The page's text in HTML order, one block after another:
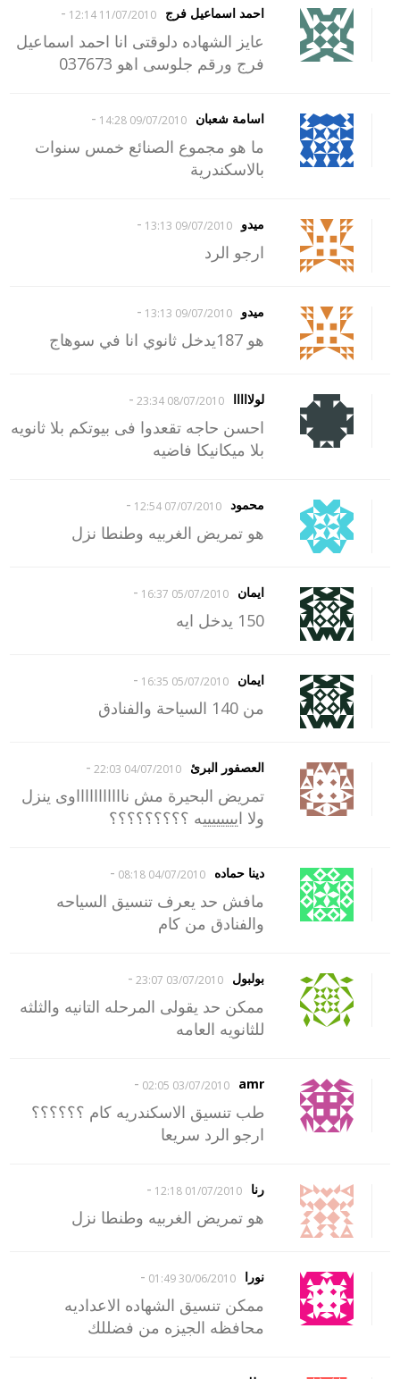
احمد اسماعيل فرج 11/07/2010 12:14
-
عايز الشهاده دلوقتى انا احمد اسماعيل
فرج ورقم جلوسى اهو 037673
اسامة شعبان 09/07/2010 14:28
-
ما هو مجموع الصنائع خمس سنوات
بالاسكندرية
ميدو 09/07/2010 13:13
-
ارجو الرد
ميدو 09/07/2010 13:13
-
هو 187يدخل ثانوي انا في سوهاج
لولااااا 08/07/2010 23:34
-
احسن حاجه تقعدوا فى بيوتكم بلا ثانويه
بلا ميكانيكا فاضيه
محمود 07/07/2010 12:54
-
هو تمريض الغربيه وطنطا نزل
ايمان 05/07/2010 16:37
-
150 يدخل ايه
ايمان 05/07/2010 16:35
-
من 140 السياحة والفنادق
العصفور البرئ 04/07/2010 22:03
-
تمريض البحيرة مش ناااااااااااوى ينزل
ولا اييييييييه ؟؟؟؟؟؟؟؟؟
دينا حماده 04/07/2010 08:18
-
مافش حد يعرف تنسيق السياحه
والفنادق من كام
بولبول 03/07/2010 23:07
-
ممكن حد يقولى المرحله التانيه والثلثه
للثانويه العامه
amr
03/07/2010 02:05
-
طب تنسيق الاسكندريه كام ؟؟؟؟؟؟
ارجو الرد سريعا
رنا 01/07/2010 12:18
-
هو تمريض الغربيه وطنطا نزل
نورا 30/06/2010 01:49
-
ممكن تنسيق الشهاده الاعداديه
محافظه الجيزه من فضللك